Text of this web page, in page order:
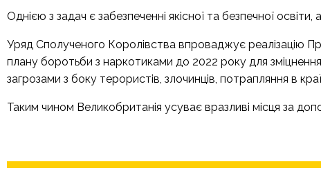
Однією з задач є забезпеченні якісної та безпечної
Уряд Сполученого Королівства впроваджує реалізацію
плану боротьби з наркотиками до 2022 року для
загрозами з боку терористів, злочинців, потрапляння в
Таким чином Великобританія усуває вразливі місця за